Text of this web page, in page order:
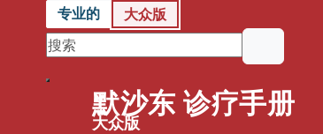
专业的 大众版
默沙东 诊疗手册
大众版